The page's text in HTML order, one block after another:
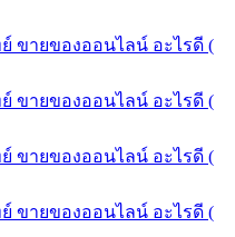
ขายของออนไลน์ อะไรดี (
ขายของออนไลน์ อะไรดี (
ขายของออนไลน์ อะไรดี (
ขายของออนไลน์ อะไรดี (